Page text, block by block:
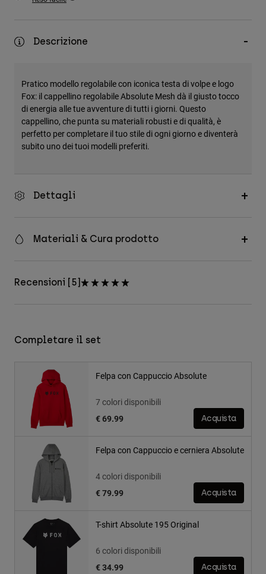
Tutti gli accessori
Vedi tutto
Descrizione
Pratico modello regolabile con iconica testa di volpe e logo
Fox: il cappellino regolabile Absolute Mesh dà il giusto tocco
di energia alle tue avventure di tutti i giorni. Questo
cappellino, che punta su materiali robusti e di qualità, è
perfetto per completare il tuo stile di ogni giorno e diventerà
subito uno dei tuoi modelli preferiti.
Dettagli
Materiali & Cura prodotto
Recensioni [5]
Completare il set
Felpa con Cappuccio Absolute
7 colori disponibili
€ 69.99
Acquista
Felpa con Cappuccio e cerniera Absolute
4 colori disponibili
€ 79.99
Acquista
T-shirt Absolute 195 Original
6 colori disponibili
€ 34.99
Acquista